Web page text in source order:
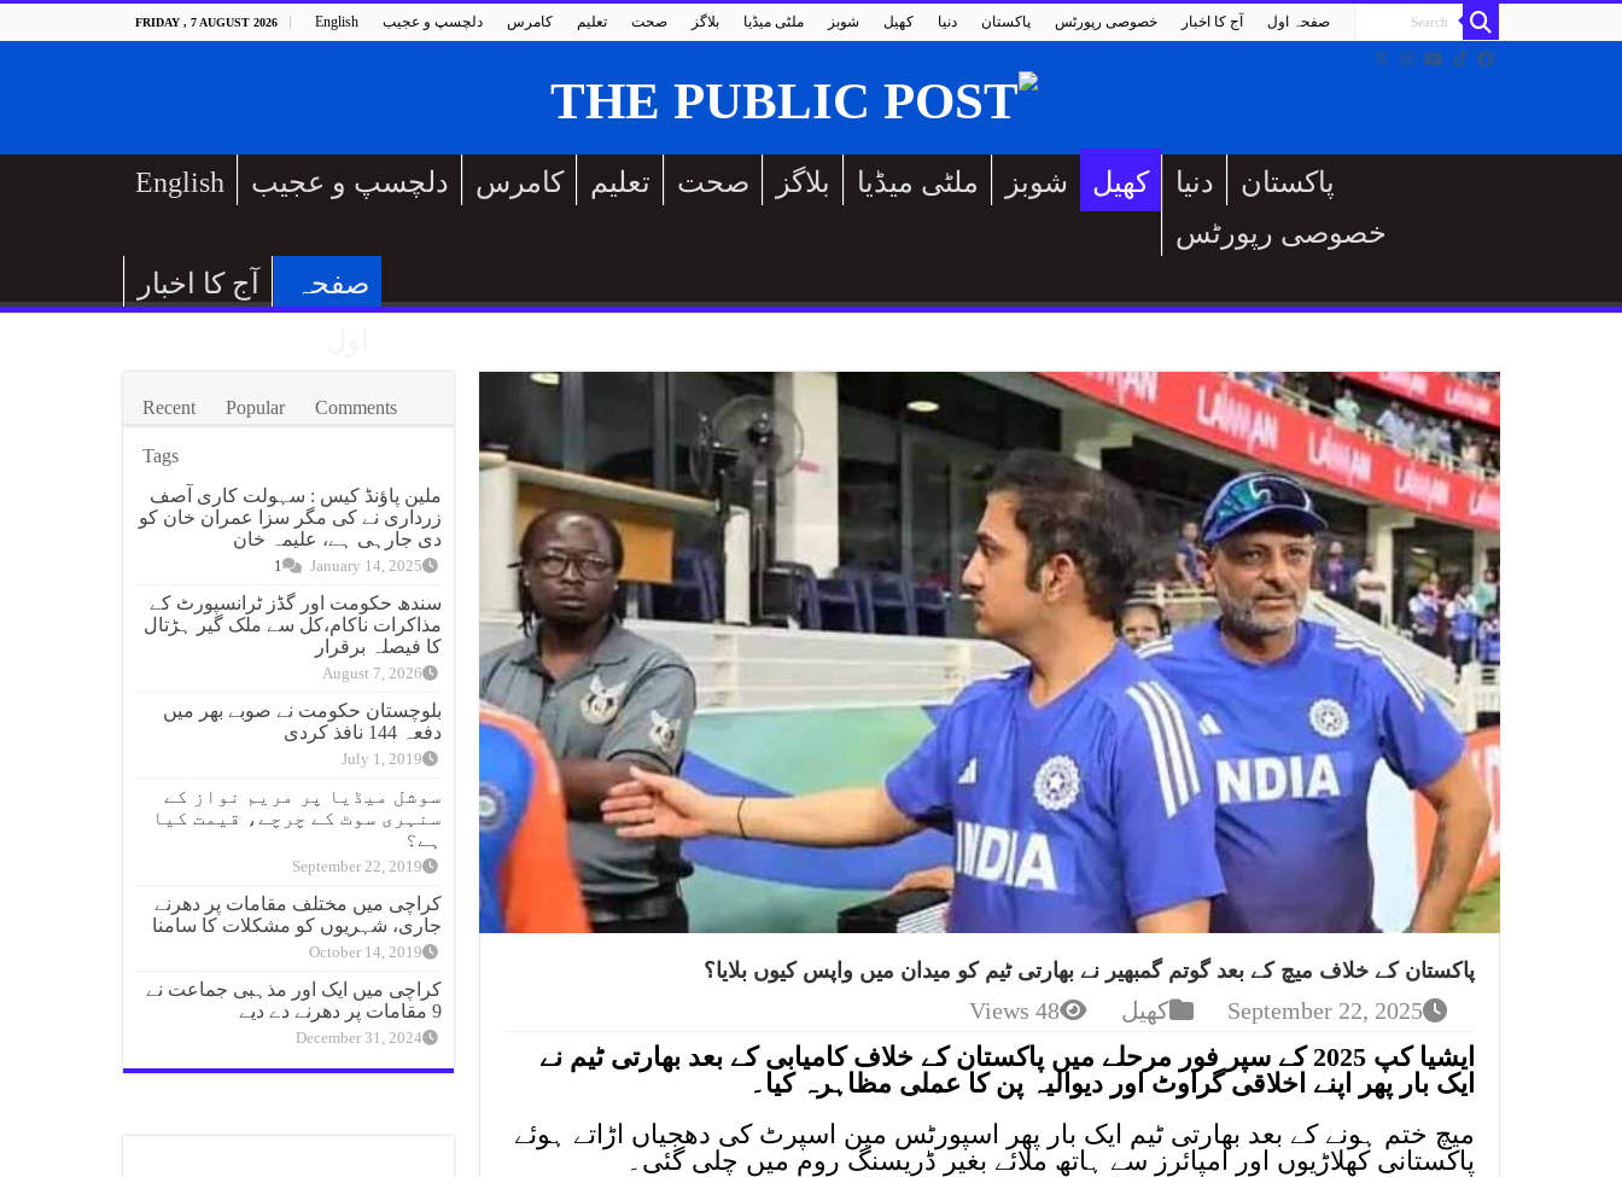
FRIDAY , 7 AUGUST 2026 English دلچسپ و عجیب کامرس تعلیم صحت بلاگز ملٹی میڈیا شوبز کھیل دنیا پاکستان خصوصی رپورٹس آج کا اخبار صفحہ اول
English دلچسپ و عجیب کامرس تعلیم صحت بلاگز ملٹی میڈیا شوبز کھیل دنیا
پاکستان
خصوصی رپورٹس
آج کا اخبار
صفحہ
پاکستان کے خلاف میچ کے بعد گوتم گمبھیر نے بھارتی ٹیم کو میدان میں واپس کیوں بلایا؟
September 22, 2025 کھیل 48 Views
ایشیا کپ 2025 کے سپر فور مرحلے میں پاکستان کے خلاف کامیابی کے بعد بھارتی ٹیم نے
ایک بار پھر اپنے اخلاقی گراوٹ اور دیوالیہ پن کا عملی مظاہرہ کیا۔
میچ ختم ہونے کے بعد بھارتی ٹیم ایک بار پھر اسپورٹس مین اسپرٹ کی دھجیاں اڑاتے ہوئے
پاکستانی کھلاڑیوں اور امپائرز سے ہاتھ ملائے بغیر ڈریسنگ روم میں چلی گئی۔
Recent Popular Comments
Tags
ملین پاؤنڈ کیس : سہولت کاری آصف
زرداری نے کی مگر سزا عمران خان کو
دی جارہی ہے، علیمہ خان
January 14, 2025
1
سندھ حکومت اور گڈز ٹرانسپورٹ کے
مذاکرات ناکام،کل سے ملک گیر ہڑتال
کا فیصلہ برقرار
August 7, 2026
بلوچستان حکومت نے صوبے بھر میں
دفعہ 144 نافذ کردی
July 1, 2019
سوشل میڈیا پر مریم نواز کے
سنہری سوٹ کے چرچے، قیمت کیا
ہے؟
September 22, 2019
کراچی میں مختلف مقامات پر دھرنے
جاری، شہریوں کو مشکلات کا سامنا
October 14, 2019
کراچی میں ایک اور مذہبی جماعت نے
9 مقامات پر دھرنے دے دیے
December 31, 2024